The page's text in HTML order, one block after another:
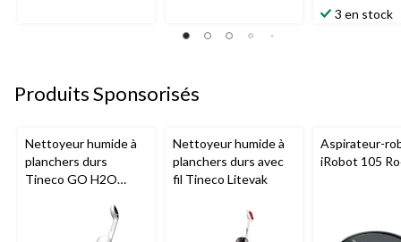
3 en stock
Produits Sponsorisés
Nettoyeur humide à
planchers durs
Tineco GO H2O
Nettoyeur humide à
planchers durs avec
fil Tineco Litevak
Aspirateur-
iRobot 105